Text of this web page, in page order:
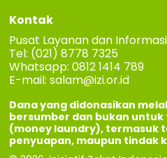
Kontak
Pusat Layanan dan Informasi
Tel: (021) 8778 7325
Whatsapp: 0812 1414 789
E-mail:salam@izi.or.id
Dana yang didonasikan
bersumber dan bukan
(money laundry), termasuk
penyuapan, maupun tindak